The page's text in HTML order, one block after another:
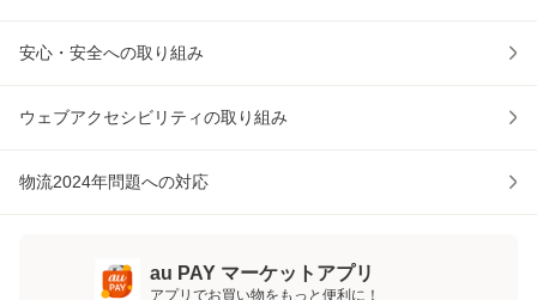
安心・安全への取り組み
ウェブアクセシビリティの取り組み
物流2024年問題への対応
au PAY マーケットアプリ
アプリでお買い物をもっと便利に！